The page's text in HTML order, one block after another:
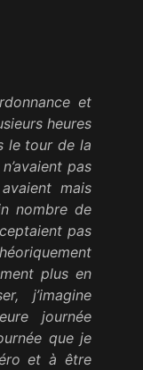
et
heures
le tour de la
pas
mais
nombre de
pas
plus en
j’imagine
journée
que je
et à être